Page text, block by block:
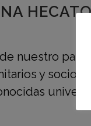
nuestro
y